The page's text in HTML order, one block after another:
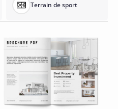
Terrain de sport